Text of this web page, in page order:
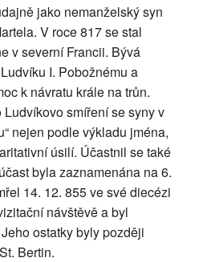
jako nemanželský syn
V roce 817 se stal
v severní Francii. Bývá
I. Pobožnému a
k návratu krále na trůn.
smíření se syny v
nejen podle výkladu jména,
úsilí. Účastnil se také
byla zaznamenána na 6.
14. 12. 855 ve své diecézi
návštěvě a byl
ostatky byly později
Bertin.